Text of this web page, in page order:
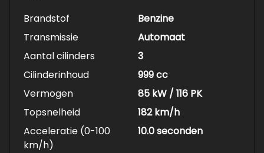
Brandstof
Benzine
Transmissie
Automaat
Aantal cilinders
3
Cilinderinhoud
999 cc
Vermogen
85 kW / 116 PK
Topsnelheid
182 km/h
Acceleratie (0-100
km/h)
10.0 seconden